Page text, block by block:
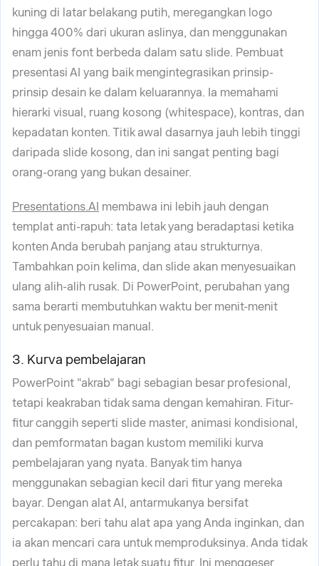
kuning di latar belakang putih, meregangkan logo
hingga 400% dari ukuran aslinya, dan menggunakan
enam jenis font berbeda dalam satu slide. Pembuat
presentasi AI yang baik mengintegrasikan prinsip-
prinsip desain ke dalam keluarannya. Ia memahami
hierarki visual, ruang kosong (whitespace), kontras, dan
kepadatan konten. Titik awal dasarnya jauh lebih tinggi
daripada slide kosong, dan ini sangat penting bagi
orang-orang yang bukan desainer.
Presentations.AI membawa ini lebih jauh dengan
templat anti-rapuh: tata letak yang beradaptasi ketika
konten Anda berubah panjang atau strukturnya.
Tambahkan poin kelima, dan slide akan menyesuaikan
ulang alih-alih rusak. Di PowerPoint, perubahan yang
sama berarti membutuhkan waktu ber menit-menit
untuk penyesuaian manual.
3. Kurva pembelajaran
PowerPoint "akrab" bagi sebagian besar profesional,
tetapi keakraban tidak sama dengan kemahiran. Fitur-
fitur canggih seperti slide master, animasi kondisional,
dan pemformatan bagan kustom memiliki kurva
pembelajaran yang nyata. Banyak tim hanya
menggunakan sebagian kecil dari fitur yang mereka
bayar. Dengan alat AI, antarmukanya bersifat
percakapan: beri tahu alat apa yang Anda inginkan, dan
ia akan mencari cara untuk memproduksinya. Anda tidak
perlu tahu di mana letak suatu fitur. Ini menggeser